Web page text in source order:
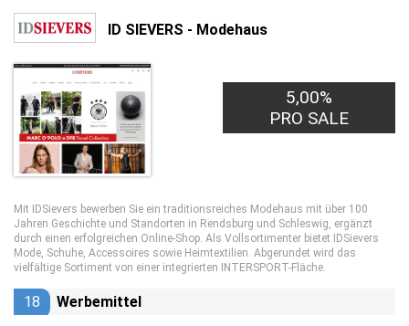
ID SIEVERS - Modehaus
5,00%
PRO SALE
Mit IDSievers bewerben Sie ein traditionsreiches Modehaus mit über 100
Jahren Geschichte und Standorten in Rendsburg und Schleswig, ergänzt
durch einen erfolgreichen Online-Shop. Als Vollsortimenter bietet IDSievers
Mode, Schuhe, Accessoires sowie Heimtextilien. Abgerundet wird das
vielfältige Sortiment von einer integrierten INTERSPORT-Fläche.
18 Werbemittel